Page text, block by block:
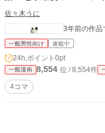
佐々木うに
3年前の作品
一般男性向け 連載中
24h.ポイント 0pt
一般漫画 8,554 位 / 8,554件
4コマ